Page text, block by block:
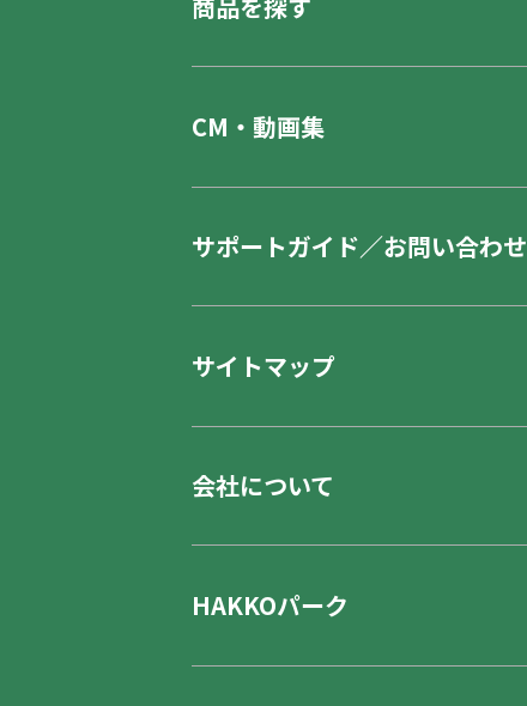
CM・動画集
サポートガイド／お問い合わせ
サイトマップ
会社について
HAKKOパーク